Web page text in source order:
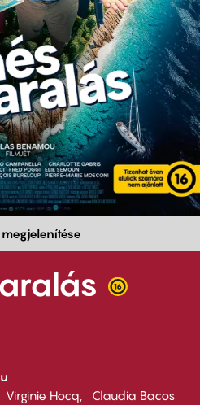
Virginie Hocq Claudia Bacos